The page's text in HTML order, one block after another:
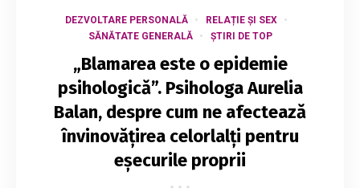
DEZVOLTARE PERSONALĂ
RELAȚIE ȘI SEX
SĂNĂTATE GENERALĂ
ȘTIRI DE TOP
„Blamarea este o epidemie
psihologică”. Psihologa Aurelia
Balan, despre cum ne afectează
învinovățirea celorlalți pentru
eșecurile proprii